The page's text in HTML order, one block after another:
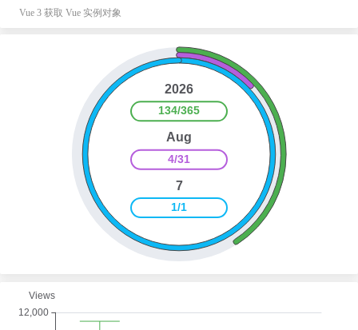
Vue 3 获取 Vue 实例对象